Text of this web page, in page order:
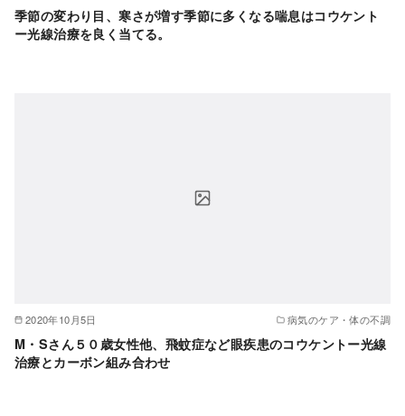
季節の変わり目、寒さが増す季節に多くなる喘息はコウケント
ー光線治療を良く当てる。
2020年10月5日 病気のケア・体の不調
M・Sさん５０歳女性他、飛蚊症など眼疾患のコウケントー光線
治療とカーボン組み合わせ